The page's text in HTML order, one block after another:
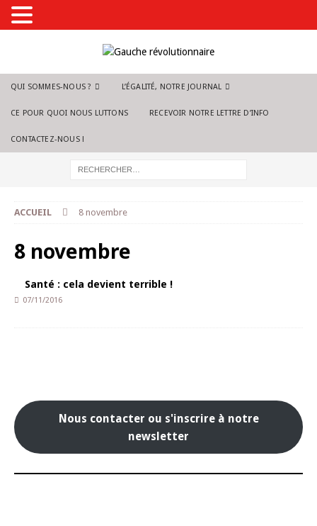
QUI SOMMES-NOUS ? L’ÉGALITÉ, NOTRE JOURNAL
CE POUR QUOI NOUS LUTTONS RECEVOIR NOTRE LETTRE D’INFO
CONTACTEZ-NOUS !
ACCUEIL 8 novembre
8 novembre
Santé : cela devient terrible !
07/11/2016
Nous contacter ou s'inscrire à notre
newsletter